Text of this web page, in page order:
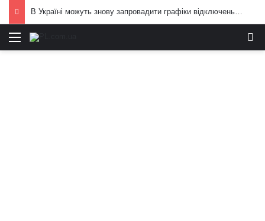
В Україні можуть знову запровадити графіки відключень електроенергії: що вже відомо
Меню